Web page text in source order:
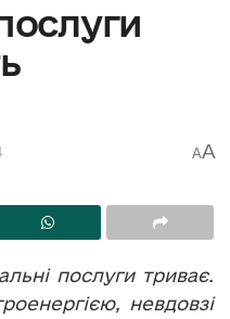
AA
послуги триває.
невдовзі